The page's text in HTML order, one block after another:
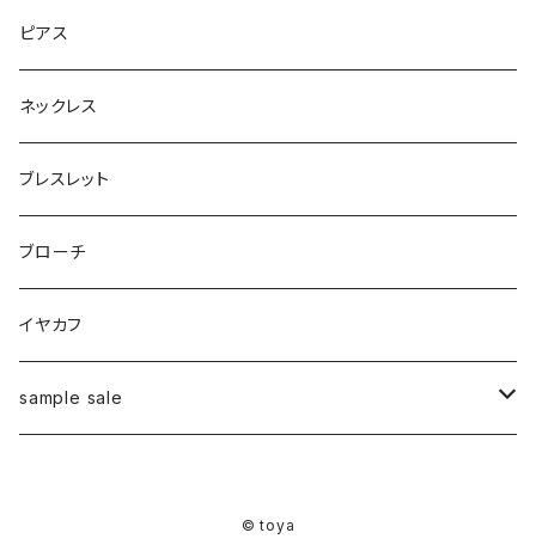
ピアス
ネックレス
ブレスレット
ブローチ
イヤカフ
sample sale
© toya